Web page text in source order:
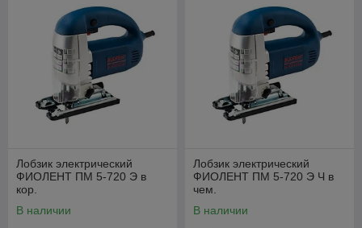
Лобзик электрический
ФИОЛЕНТ ПМ 5-720 Э в
кор.
В наличии
Лобзик электрический
ФИОЛЕНТ ПМ 5-720 Э Ч в
чем.
В наличии